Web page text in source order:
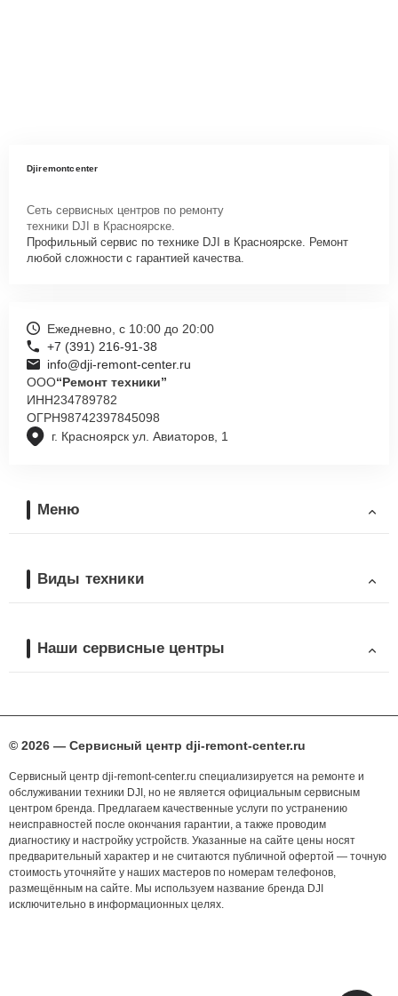
Djiremontcenter
Сеть сервисных центров по ремонту
техники DJI в Красноярске.
Профильный сервис по технике DJI в Красноярске. Ремонт
любой сложности с гарантией качества.
г. Красноярск ул. Авиаторов, 1
Ежедневно, с 10:00 до 20:00
+7 (391) 216-91-38
info@dji-remont-center.ru
ООО“Ремонт техники”
ИНН234789782
ОГРН98742397845098
Меню
Виды техники
Наши сервисные центры
© 2026 — Сервисный центр dji-remont-center.ru
Сервисный центр dji-remont-center.ru специализируется на ремонте и
обслуживании техники DJI, но не является официальным сервисным
центром бренда. Предлагаем качественные услуги по устранению
неисправностей после окончания гарантии, а также проводим
диагностику и настройку устройств. Указанные на сайте цены носят
предварительный характер и не считаются публичной офертой — точную
стоимость уточняйте у наших мастеров по номерам телефонов,
размещённым на сайте. Мы используем название бренда DJI
исключительно в информационных целях.